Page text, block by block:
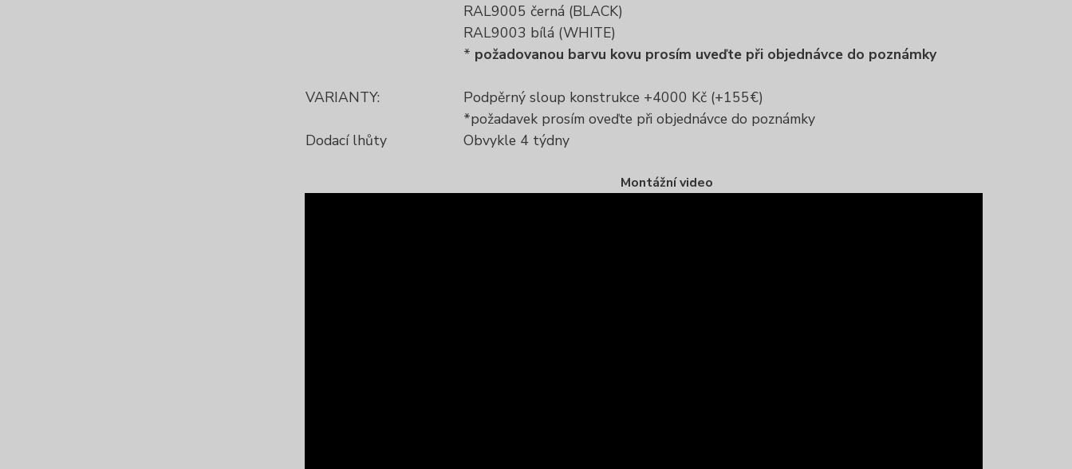
RAL9005 černá (BLACK)
RAL9003 bílá (WHITE)
* požadovanou barvu kovu prosím uveďte při objednávce do poznámky
VARIANTY:
Podpěrný sloup konstrukce +4000 Kč (+155€)
*požadavek prosím oveďte při objednávce do poznámky
Dodací lhůty
Obvykle 4 týdny
Montážní video